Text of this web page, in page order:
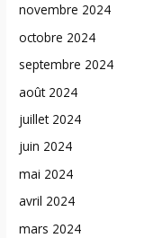
novembre 2024
octobre 2024
septembre 2024
août 2024
juillet 2024
juin 2024
mai 2024
avril 2024
mars 2024